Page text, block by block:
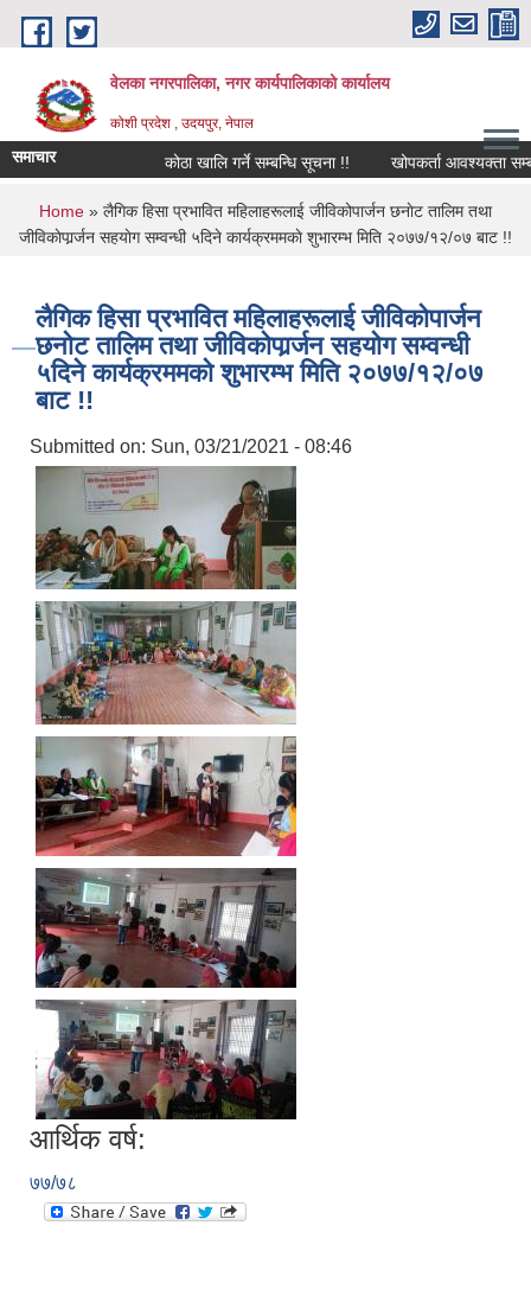
Skip to main content
वेलका नगरपालिका, नगर कार्यपालिकाको कार्यालय
कोशी प्रदेश , उदयपुर, नेपाल
समाचार कोठा खालि गर्ने सम्बन्धि सूचना !! खोपकर्ता आवश्यक्ता सम्बन्धि
You are here
Home » लैगिक हिसा प्रभावित महिलाहरूलाई जीविकोपार्जन छनाेट तालिम तथा
जीविकाेपार्र्जन सहयाेग सम्वन्धी ५दिने कार्यक्रममकाे शुभारम्भ मिति २०७७/१२/०७ बाट !!
लैगिक हिसा प्रभावित महिलाहरूलाई जीविकोपार्जन
छनाेट तालिम तथा जीविकाेपार्र्जन सहयाेग सम्वन्धी
५दिने कार्यक्रममकाे शुभारम्भ मिति २०७७/१२/०७
बाट !!
Submitted on: Sun, 03/21/2021 - 08:46
आर्थिक वर्ष:
७७/७८